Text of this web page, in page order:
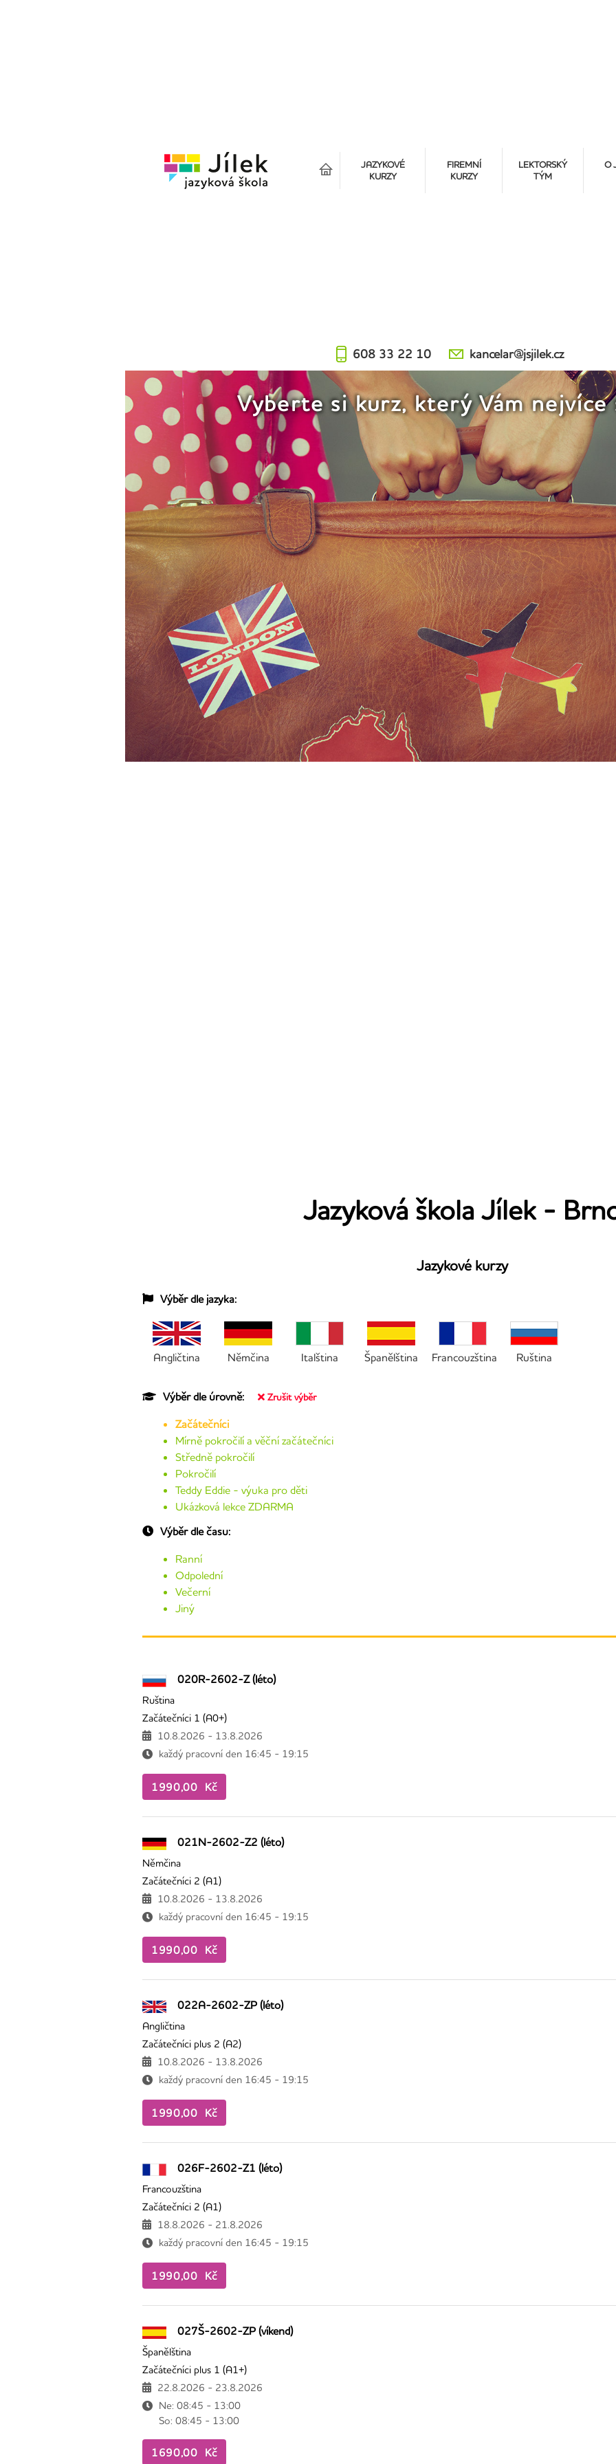
JAZYKOVÉ
KURZY
FIREMNÍ
KURZY
LEKTORSKÝ
TÝM
O
608 33 22 10 kancelar@jsjilek.cz
Vyberte si kurz, který Vám nejvíce
Jazyková škola Jílek -
Jazykové kurzy
Výběr dle jazyka:
Angličtina Němčina Italština Španělština Francouzština Ruština
Výběr dle úrovně: Zrušit výběr
Začátečníci
Mírně pokročilí a věční začátečníci
Středně pokročilí
Pokročilí
Teddy Eddie - výuka pro děti
Ukázková lekce ZDARMA
Výběr dle času:
Ranní
Odpolední
Večerní
Jiný
020R-2602-Z (léto)
Ruština
Začátečníci 1 (A0+)
10.8.2026 - 13.8.2026
každý pracovní den 16:45 - 19:15
1990,00 Kč
021N-2602-Z2 (léto)
Němčina
Začátečníci 2 (A1)
10.8.2026 - 13.8.2026
každý pracovní den 16:45 - 19:15
1990,00 Kč
022A-2602-ZP (léto)
Angličtina
Začátečníci plus 2 (A2)
10.8.2026 - 13.8.2026
každý pracovní den 16:45 - 19:15
1990,00 Kč
026F-2602-Z1 (léto)
Francouzština
Začátečníci 2 (A1)
18.8.2026 - 21.8.2026
každý pracovní den 16:45 - 19:15
1990,00 Kč
027Š-2602-ZP (víkend)
Španělština
Začátečníci plus 1 (A1+)
22.8.2026 - 23.8.2026
Ne: 08:45 - 13:00
So: 08:45 - 13:00
1690,00 Kč